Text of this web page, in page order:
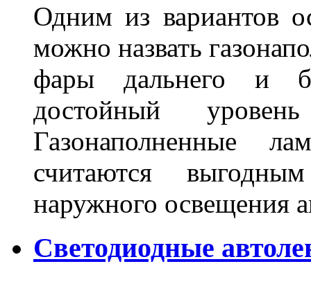
Одним из вариантов
можно назвать
фары дальнего и
достойный
Газонаполненные
считаются
наружного освещения
Светодиодные